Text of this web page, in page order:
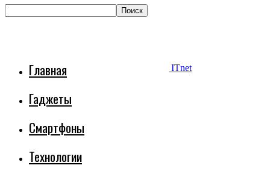
ITnet
Главная
Гаджеты
Смартфоны
Технологии